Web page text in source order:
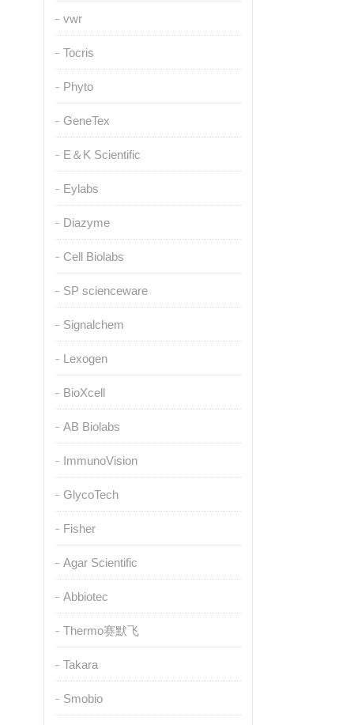
vwr
Tocris
Phyto
GeneTex
E＆K Scientific
Eylabs
Diazyme
Cell Biolabs
SP scienceware
Signalchem
Lexogen
BioXcell
AB Biolabs
ImmunoVision
GlycoTech
Fisher
Agar Scientific
Abbiotec
Thermo赛默飞
Takara
Smobio